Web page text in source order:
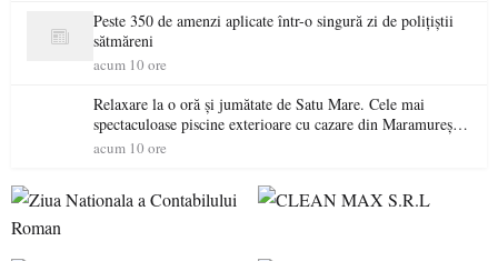
Peste 350 de amenzi aplicate într-o singură zi de polițiștii
sătmăreni
acum 10 ore
Relaxare la o oră și jumătate de Satu Mare. Cele mai
spectaculoase piscine exterioare cu cazare din Maramureș,
ideale pentru o escapadă de vară
acum 10 ore